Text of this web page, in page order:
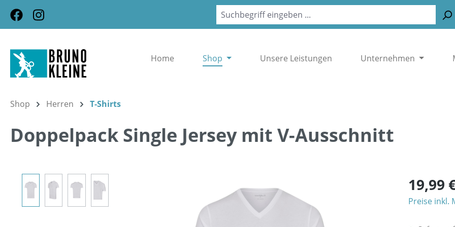
Hauptinhalt springen
Zur Suche springen
Zur Hauptnavigation springen
Home Shop Unsere Leistungen Unternehmen
Shop Herren T-Shirts
Doppelpack Single Jersey mit V-Ausschnitt
Bildergalerie überspringen 19,99
Preise inkl.